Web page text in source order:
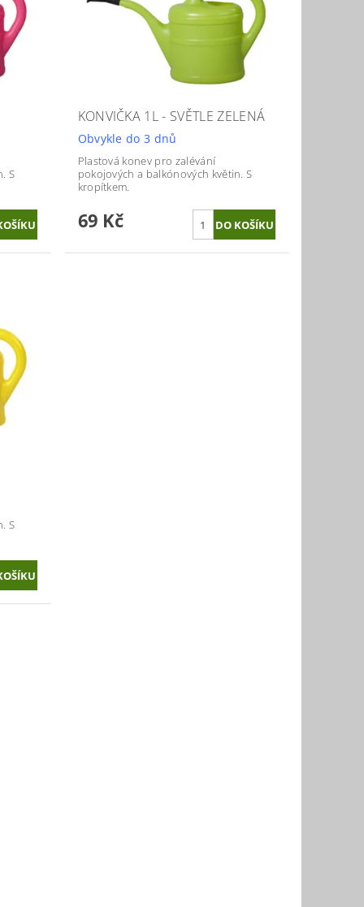
S
KONVIČKA 1L - SVĚTLE ZELENÁ
Obvykle do 3 dnů
Plastová konev pro zalévání
pokojových a balkónových květin. S
kropítkem.
69 Kč
S